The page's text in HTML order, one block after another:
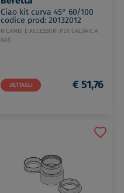
Ciao kit curva 45° 60/100
codice prod: 20132012
RICAMBI E ACCESSORI PER CALDAIE A
GAS
DETTAGLI € 51,76